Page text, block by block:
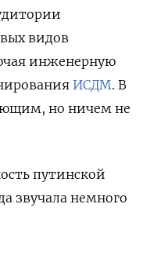
видов
инженерную
ИСДМ. В
но ничем не
путинской
звучала немного